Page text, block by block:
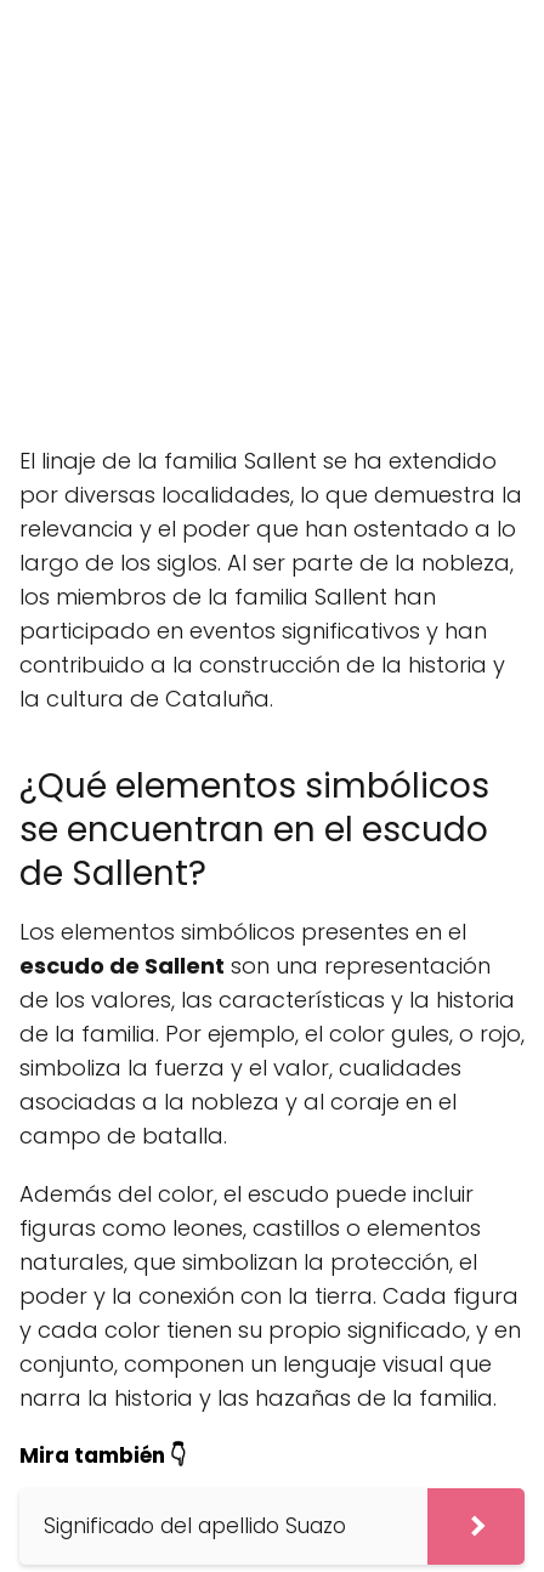
El linaje de la familia Sallent se ha extendido
por diversas localidades, lo que demuestra la
relevancia y el poder que han ostentado a lo
largo de los siglos. Al ser parte de la nobleza,
los miembros de la familia Sallent han
participado en eventos significativos y han
contribuido a la construcción de la historia y
la cultura de Cataluña.
¿Qué elementos simbólicos
se encuentran en el escudo
de Sallent?
Los elementos simbólicos presentes en el
escudo de Sallent son una representación
de los valores, las características y la historia
de la familia. Por ejemplo, el color gules, o rojo,
simboliza la fuerza y el valor, cualidades
asociadas a la nobleza y al coraje en el
campo de batalla.
Además del color, el escudo puede incluir
figuras como leones, castillos o elementos
naturales, que simbolizan la protección, el
poder y la conexión con la tierra. Cada figura
y cada color tienen su propio significado, y en
conjunto, componen un lenguaje visual que
narra la historia y las hazañas de la familia.
Mira también 👇
Significado del apellido Suazo